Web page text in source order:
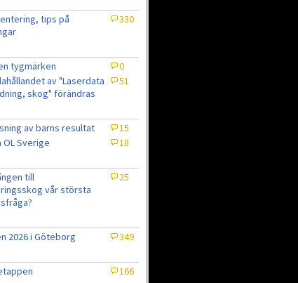
tips på
330
tygmärken
0
av "Laserdata
skog" förändras
51
av barns resultat
15
OL Sverige 18
till
vår största
25
2026 i Göteborg 349
166